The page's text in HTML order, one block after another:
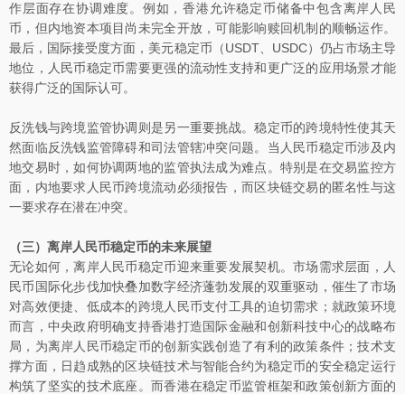
作层面存在协调难度。例如，香港允许稳定币储备中包含离岸人民
币，但内地资本项目尚未完全开放，可能影响赎回机制的顺畅运作。
最后，国际接受度方面，美元稳定币（USDT、USDC）仍占市场主导
地位，人民币稳定币需要更强的流动性支持和更广泛的应用场景才能
获得广泛的国际认可。
反洗钱与跨境监管协调则是另一重要挑战。稳定币的跨境特性使其天
然面临反洗钱监管障碍和司法管辖冲突问题。当人民币稳定币涉及内
地交易时，如何协调两地的监管执法成为难点。特别是在交易监控方
面，内地要求人民币跨境流动必须报告，而区块链交易的匿名性与这
一要求存在潜在冲突。
（三）离岸人民币稳定币的未来展望
无论如何，离岸人民币稳定币迎来重要发展契机。市场需求层面，人
民币国际化步伐加快叠加数字经济蓬勃发展的双重驱动，催生了市场
对高效便捷、低成本的跨境人民币支付工具的迫切需求；就政策环境
而言，中央政府明确支持香港打造国际金融和创新科技中心的战略布
局，为离岸人民币稳定币的创新实践创造了有利的政策条件；技术支
撑方面，日趋成熟的区块链技术与智能合约为稳定币的安全稳定运行
构筑了坚实的技术底座。而香港在稳定币监管框架和政策创新方面的